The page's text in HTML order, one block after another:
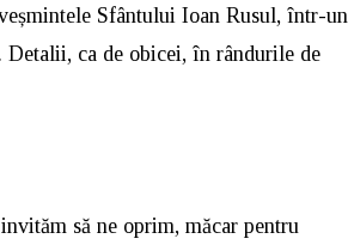
Sfântului Ioan Rusul, într-un
Detalii, ca de obicei, în rândurile de
să ne oprim, măcar pentru